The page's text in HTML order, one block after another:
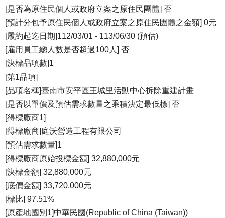
[是否為原住民個人或政府立案之原住民團體] 否
[預計分包予原住民個人或政府立案之原住民團體之金額] 0元
[履約起迄日期]112/03/01 - 113/06/30 (預估)
[雇用員工總人數是否超過100人] 否
[決標品項數]1
[第1品項]
[品項名稱]臺南市安平區王城里活動中心拆除重建計畫
[是否以單價及預估需求數量之乘積決定最低標] 否
[得標廠商1]
[得標廠商]庭沃營造工程有限公司
[預估需求數量]1
[得標廠商原始投標金額] 32,880,000元
[決標金額] 32,880,000元
[底價金額] 33,720,000元
[標比] 97.51%
[原產地國別1]中華民國(Republic of China (Taiwan))